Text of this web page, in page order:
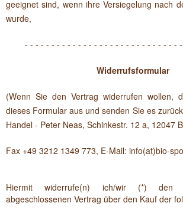
geeignet sind, wenn ihre Versiegelung nach
wurde,
- - - - - - - - - - - - - - - - - - - - - - - - - - - - -
Widerrufsformular
(Wenn Sie den Vertrag widerrufen wollen,
dieses Formular aus und senden Sie es
Handel - Peter Neas, Schinkestr. 12 a, 12047
Fax +49 3212 1349 773, E-Mail: info(at)bio-
Hiermit widerrufe(n) ich/wir (*)
abgeschlossenen Vertrag über den Kauf der